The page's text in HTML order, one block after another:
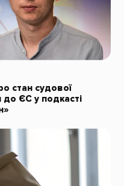
стан судової
ЄС у подкасті